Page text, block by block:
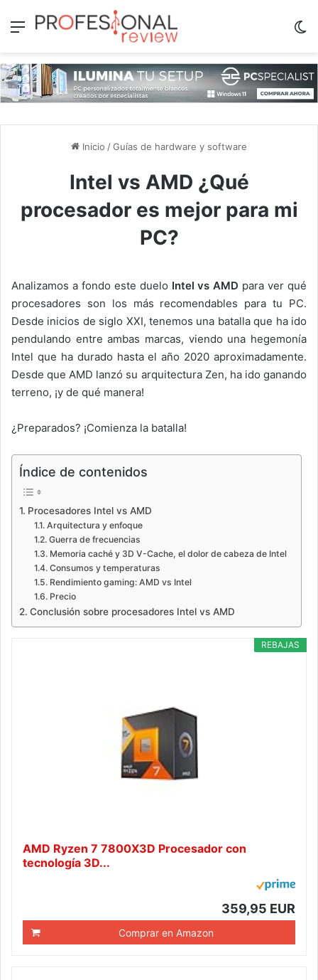
Menú
Inicio /Guías de hardware y software
Intel vs AMD ¿Qué
procesador es mejor para mi
PC?
Analizamos a fondo este duelo Intel vs AMD para ver qué
procesadores son los más recomendables para tu PC.
Desde inicios de siglo XXI, tenemos una batalla que ha ido
pendulando entre ambas marcas, viendo una hegemonía
Intel que ha durado hasta el año 2020 aproximadamente.
Desde que AMD lanzó su arquitectura Zen, ha ido ganando
terreno, ¡y de qué manera!
¿Preparados? ¡Comienza la batalla!
Índice de contenidos
Procesadores Intel vs AMD
Arquitectura y enfoque
Guerra de frecuencias
Memoria caché y 3D V-Cache, el dolor de cabeza de Intel
Consumos y temperaturas
Rendimiento gaming: AMD vs Intel
Precio
Conclusión sobre procesadores Intel vs AMD
REBAJAS
AMD Ryzen 7 7800X3D Procesador con
tecnología 3D...
359,95 EUR
Comprar en Amazon